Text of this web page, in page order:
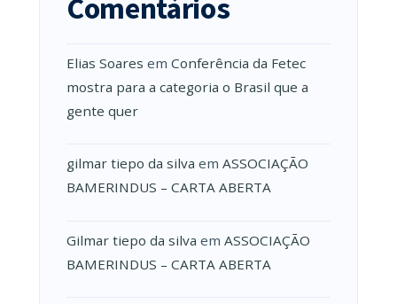
Comentários
Elias Soares em Conferência da Fetec
mostra para a categoria o Brasil que a
gente quer
gilmar tiepo da silva em ASSOCIAÇÃO
BAMERINDUS – CARTA ABERTA
Gilmar tiepo da silva em ASSOCIAÇÃO
BAMERINDUS – CARTA ABERTA